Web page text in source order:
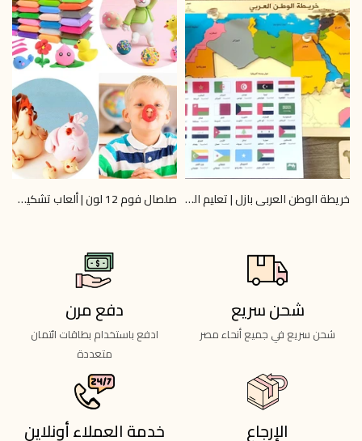
خريطة الوطن العربي بازل | تعليم الجغرافيا 6+ | Omar Toys
صلصال فوم 12 لون | ألعاب تشكيل آمنة | Omar Toys
شحن سريع
شحن سريع في جميع أنحاء مصر
دفع مرن
ادفع باستخدام بطاقات ائتمان
متعددة
الإرجاع خدمة العملاء أونلاين